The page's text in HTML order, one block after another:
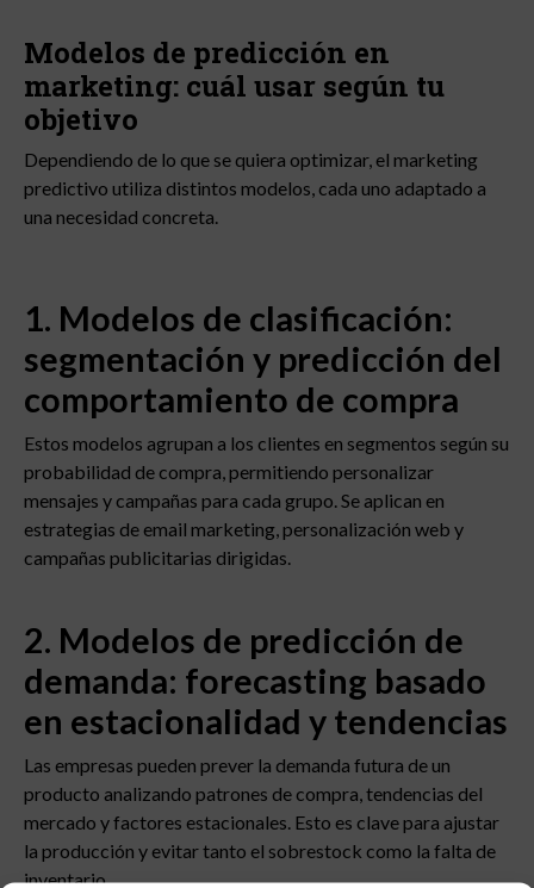
Modelos de predicción en
marketing: cuál usar según tu
objetivo
Dependiendo de lo que se quiera optimizar, el marketing
predictivo utiliza distintos modelos, cada uno adaptado a
una necesidad concreta.
1. Modelos de clasificación:
segmentación y predicción del
comportamiento de compra
Estos modelos agrupan a los clientes en segmentos según su
probabilidad de compra, permitiendo personalizar
mensajes y campañas para cada grupo. Se aplican en
estrategias de email marketing, personalización web y
campañas publicitarias dirigidas.
2. Modelos de predicción de
demanda: forecasting basado
en estacionalidad y tendencias
Las empresas pueden prever la demanda futura de un
producto analizando patrones de compra, tendencias del
mercado y factores estacionales. Esto es clave para ajustar
la producción y evitar tanto el sobrestock como la falta de
inventario.